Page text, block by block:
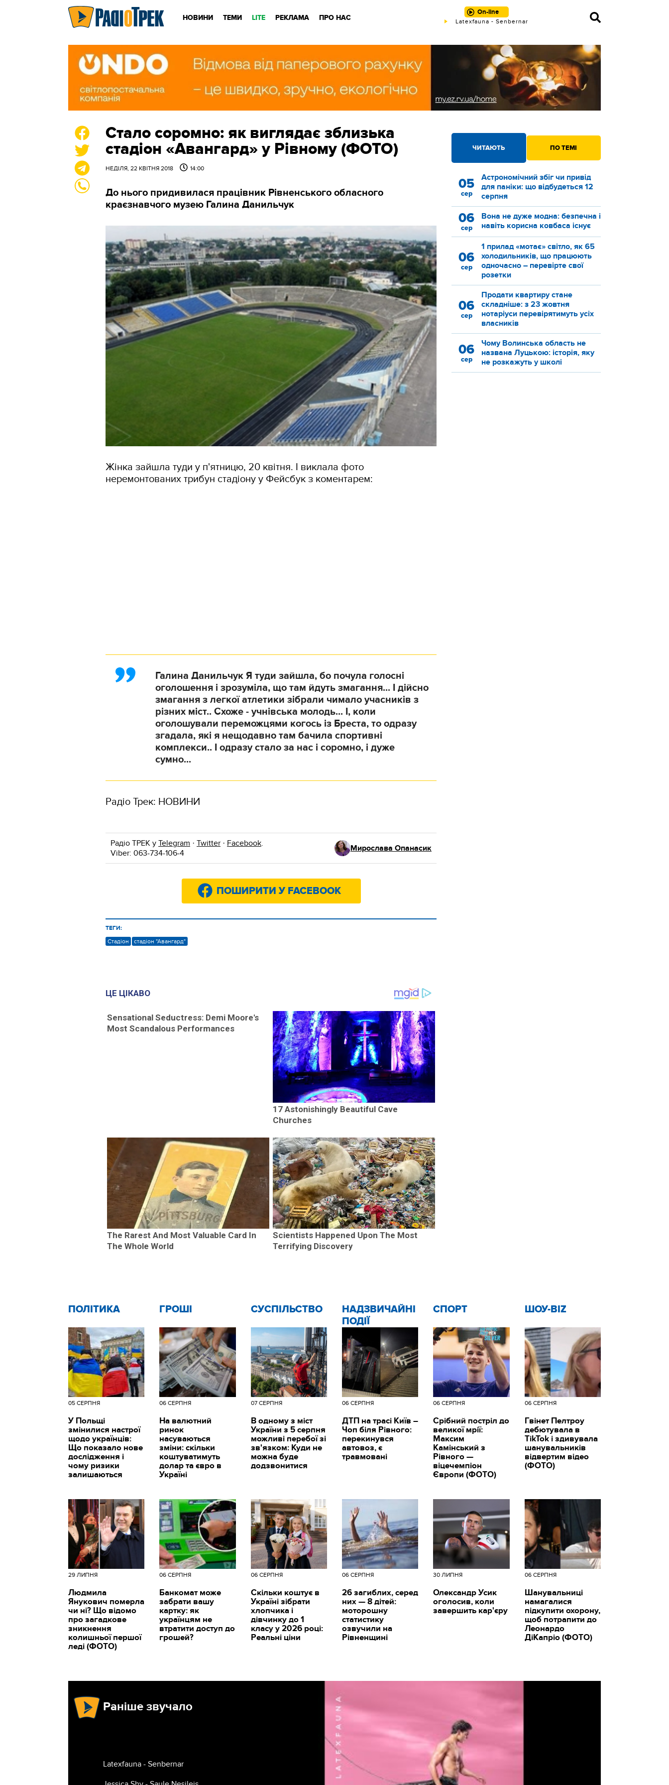
НОВИНИ ТЕМИ LITE РЕКЛАМА ПРО НАС
On-line
Latexfauna - Senbernar
Стало соромно: як виглядає зблизька
стадіон «Авангард» у Рівному (ФОТО)
НЕДІЛЯ, 22 КВІТНЯ 2018 14:00
До нього придивилася працівник Рівненського обласного
краєзнавчого музею Галина Данильчук
Жінка зайшла туди у п'ятницю, 20 квітня. І виклала фото
неремонтованих трибун стадіону у Фейсбук з коментарем:
Галина Данильчук Я туди зайшла, бо почула голосні
оголошення і зрозуміла, що там йдуть змагання... І дійсно
змагання з легкої атлетики зібрали чимало учасників з
різних міст.. Схоже - учнівська молодь... І, коли
оголошували переможцями когось із Бреста, то одразу
згадала, які я нещодавно там бачила спортивні
комплекси.. І одразу стало за нас і соромно, і дуже
сумно...
Радіо Трек: НОВИНИ
Радіо ТРЕК у Telegram · Twitter · Facebook.
Viber: 063-734-106-4
Мирослава Опанасик
ПОШИРИТИ У FACEBOOK
ТЕГИ:
Стадіон стадіон "Авангард"
ЧИТАЮТЬ ПО ТЕМІ
05
сер
Астрономічний збіг чи привід
для паніки: що відбудеться 12
серпня
06
сер
Вона не дуже модна: безпечна і
навіть корисна ковбаса існує
06
сер
1 прилад «мотає» світло, як 65
холодильників, що працюють
одночасно – перевірте свої
розетки
06
сер
Продати квартиру стане
складніше: з 23 жовтня
нотаріуси перевірятимуть усіх
власників
06
сер
Чому Волинська область не
названа Луцькою: історія, яку
не розкажуть у школі
ЦЕ ЦІКАВО
Sensational Seductress: Demi Moore's
Most Scandalous Performances
17 Astonishingly Beautiful Cave
Churches
The Rarest And Most Valuable Card In
The Whole World
Scientists Happened Upon The Most
Terrifying Discovery
ПОЛІТИКА
05 СЕРПНЯ
У Польщі
змінилися настрої
щодо українців:
Що показало нове
дослідження і
чому ризики
залишаються
ГРОШІ
06 СЕРПНЯ
На валютний
ринок
насуваються
зміни: скільки
коштуватимуть
долар та євро в
Україні
CУСПІЛЬСТВО
07 СЕРПНЯ
В одному з міст
України з 5 серпня
можливі перебої зі
зв'язком: Куди не
можна буде
додзвонитися
НАДЗВИЧАЙНІ
ПОДІЇ
06 СЕРПНЯ
ДТП на трасі Київ –
Чоп біля Рівного:
перекинувся
автовоз, є
травмовані
СПОРТ
06 СЕРПНЯ
Срібний постріл до
великої мрії:
Максим
Камінський з
Рівного —
віцечемпіон
Європи (ФОТО)
ШОУ-BIZ
06 СЕРПНЯ
Гвінет Пелтроу
дебютувала в
TikTok і здивувала
шанувальників
відвертим відео
(ФОТО)
29 ЛИПНЯ
Людмила
Янукович померла
чи ні? Що відомо
про загадкове
зникнення
колишньої першої
леді (ФОТО)
06 СЕРПНЯ
Банкомат може
забрати вашу
картку: як
українцям не
втратити доступ до
грошей?
06 СЕРПНЯ
Скільки коштує в
Україні зібрати
хлопчика і
дівчинку до 1
класу у 2026 році:
Реальні ціни
06 СЕРПНЯ
26 загиблих, серед
них — 8 дітей:
моторошну
статистику
озвучили на
Рівненщині
30 ЛИПНЯ
Олександр Усик
оголосив, коли
завершить кар'єру
06 СЕРПНЯ
Шанувальниці
намагалися
підкупити охорону,
щоб потрапити до
Леонардо
ДіКапріо (ФОТО)
Раніше звучало
Latexfauna - Senbernar